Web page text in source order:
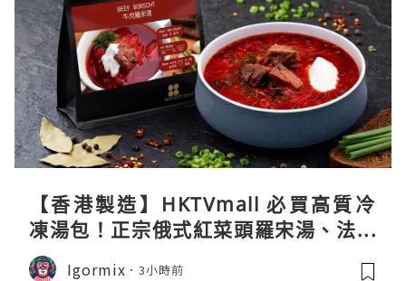
【香港製造】HKTVmall 必買高質冷
凍湯包！正宗俄式紅菜頭羅宋湯、法式
龍蝦濃湯與生酮膠原蛋白骨頭湯全攻略
Igormix 3小時前